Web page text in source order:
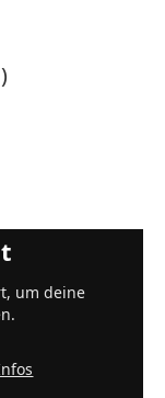
)
um deine